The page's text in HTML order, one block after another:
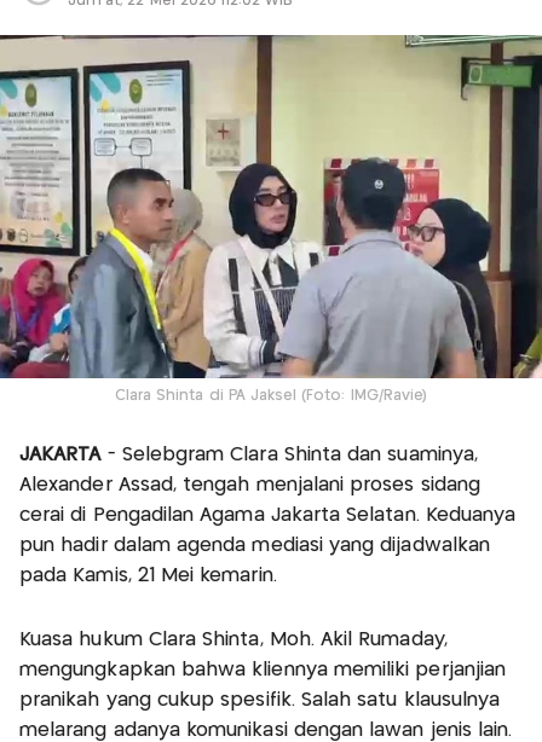
Clara Shinta di PA Jaksel (Foto: IMG/Ravie)
JAKARTA- Selebgram Clara Shinta dan suaminya,
Alexander Assad, tengah menjalani proses sidang
cerai di Pengadilan Agama Jakarta Selatan. Keduanya
pun hadir dalam agenda mediasi yang dijadwalkan
pada Kamis, 21 Mei kemarin.
Kuasa hukum Clara Shinta, Moh. Akil Rumaday,
mengungkapkan bahwa kliennya memiliki perjanjian
pranikah yang cukup spesifik. Salah satu klausulnya
melarang adanya komunikasi dengan lawan jenis lain.